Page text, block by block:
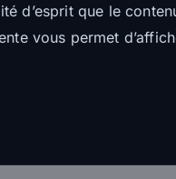
d’esprit que le
vous permet